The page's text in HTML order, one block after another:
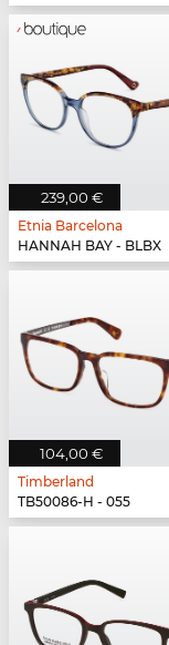
239,00 €
Etnia Barcelona
HANNAH BAY - BLBX
104,00 €
Timberland
TB50086-H - 055